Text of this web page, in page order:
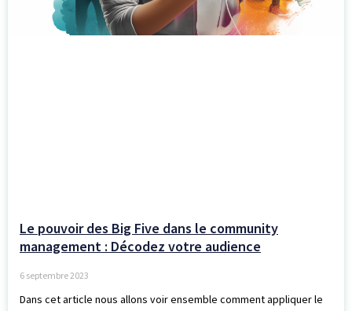
Le pouvoir des Big Five dans le community
management : Décodez votre audience
6 septembre 2023
Dans cet article nous allons voir ensemble comment appliquer le